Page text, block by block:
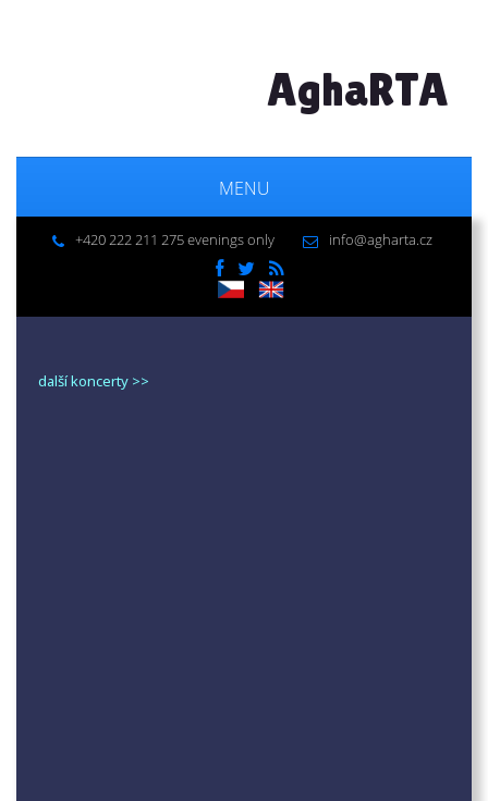
AghaRTA
MENU
+420 222 211 275 evenings only info@agharta.cz
další koncerty >>